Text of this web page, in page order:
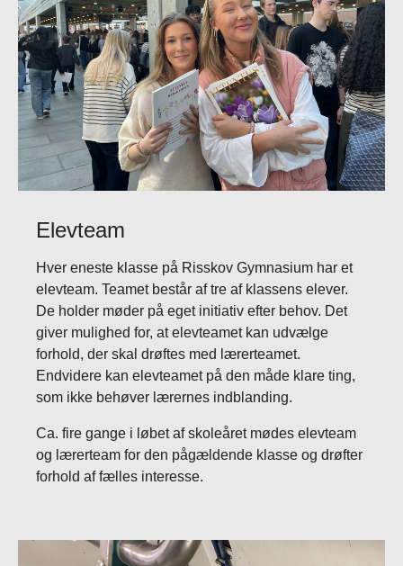
Elevteam
Hver eneste klasse på Risskov Gymnasium har et
elevteam. Teamet består af tre af klassens elever.
De holder møder på eget initiativ efter behov. Det
giver mulighed for, at elevteamet kan udvælge
forhold, der skal drøftes med lærerteamet.
Endvidere kan elevteamet på den måde klare ting,
som ikke behøver lærernes indblanding.
Ca. fire gange i løbet af skoleåret mødes elevteam
og lærerteam for den pågældende klasse og drøfter
forhold af fælles interesse.